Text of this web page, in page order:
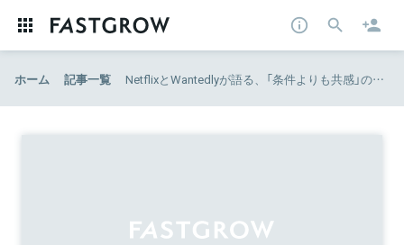
ホーム 記事一覧 NetflixとWantedlyが語る、「条件よりも共感」の新時代採用ブランディング戦略